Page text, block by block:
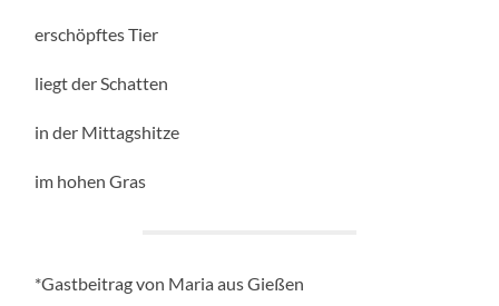
erschöpftes Tier
liegt der Schatten
in der Mittagshitze
im hohen Gras
*Gastbeitrag von Maria aus Gießen